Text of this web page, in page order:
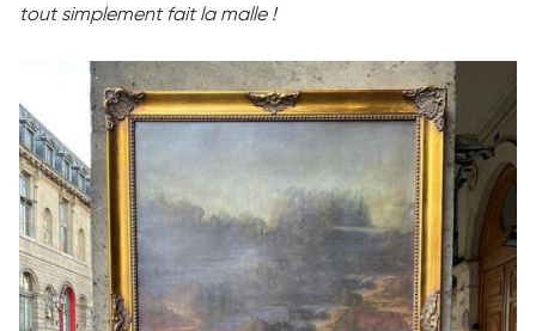
tout simplement fait la malle !